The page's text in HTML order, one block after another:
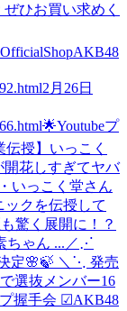
ひお買い求めく
AKB48
2月26日
🌟Youtubeプ
伝授】いっこく
花しすぎてヤバ
いっこく堂さん
ックを伝授して
驚く展開に！？
ちゃん ... ／⋰
定🌸🍃 ＼⋱ 発売
選抜メンバー16
握手会 ☑︎AKB48